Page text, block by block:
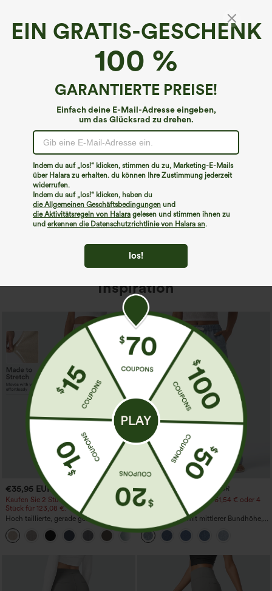
EIN GRATIS-GESCHENK
100 %
GARANTIERTE PREISE!
Einfach deine E-Mail-Adresse eingeben,
um das Glücksrad zu drehen.
Indem du auf „los!“ klicken, stimmen du zu, Marketing-E-Mails
über Halara zu erhalten. du können Ihre Zustimmung jederzeit
widerrufen.
Indem du auf „los!“ klicken, haben du
die Allgemeinen Geschäftsbedingungen und
die Aktivitätsregeln von Halara gelesen und stimmen ihnen zu
und erkennen die Datenschutzrichtlinie von Halara an.
los!
Hoppla!
Wir können die von Ihnen gesuchte Seite nicht
finden.
Mehr einkaufen
Inspiration
€35,95 EUR
Kaufen Sie 2 Stück für 61,54 € oder 4
Stück für 123,08 €.
Hoch taillierte, gerade geschnittene,
legere Leinen-Optik-Hose mit Taschen
+5
€44,95 EUR
€49,95 EUR
Kaufen Sie 2 Stück für 61,54 € oder 4
Stück für 123,08 €.
Lässige Jeans mit mittlerer Bundhöhe,
Kordelzug und Taschen